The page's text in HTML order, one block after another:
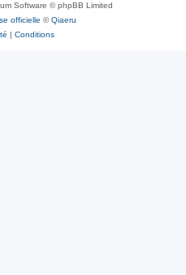
Software © phpBB Limited
officielle ©Qiaeru
| Conditions